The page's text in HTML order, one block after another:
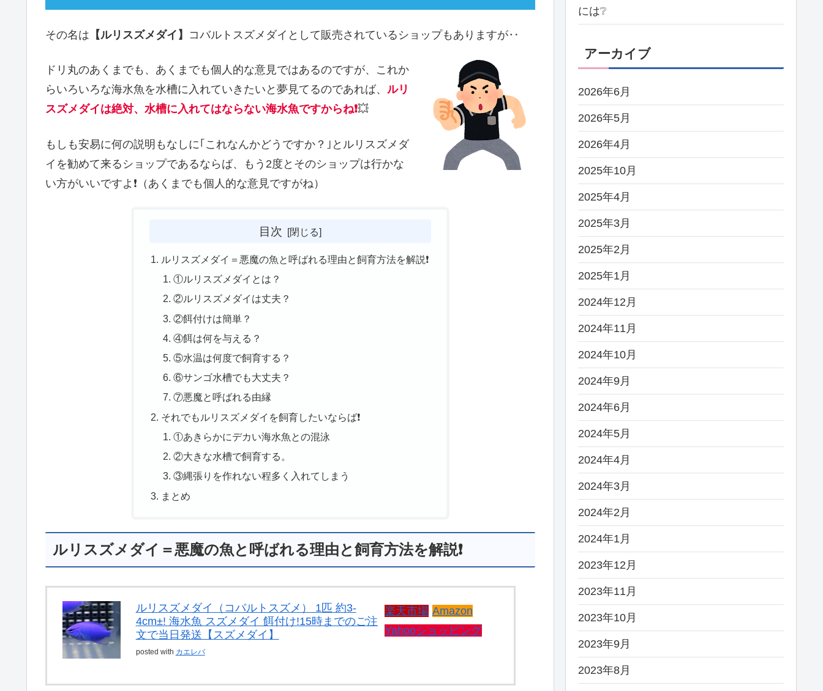
その名は 【ルリスズメダイ】 コバルトスズメダイとして販売されているショップもありますが‥
ドリ丸のあくまでも、あくまでも個人的な意見ではあるのですが、これか
らいろいろな海水魚を水槽に入れていきたいと夢見てるのであれば、 ルリ
スズメダイは絶対、水槽に入れてはならない海水魚ですからね❗💥
もしも安易に何の説明もなしに｢これなんかどうですか？｣とルリスズメダ
イを勧めて来るショップであるならば、もう2度とそのショップは行かな
い方がいいですよ❗（あくまでも個人的な意見ですがね）
目次
ルリスズメダイ＝悪魔の魚と呼ばれる理由と飼育方法を解説❗
①ルリスズメダイとは？
②ルリスズメダイは丈夫？
②餌付けは簡単？
④餌は何を与える？
⑤水温は何度で飼育する？
⑥サンゴ水槽でも大丈夫？
⑦悪魔と呼ばれる由縁
それでもルリスズメダイを飼育したいならば❗
①あきらかにデカい海水魚との混泳
②大きな水槽で飼育する。
③縄張りを作れない程多く入れてしまう
まとめ
ルリスズメダイ＝悪魔の魚と呼ばれる理由と飼育方法を解説❗
ルリスズメダイ（コバルトスズメ） 1匹 約3-
4cm±! 海水魚 スズメダイ 餌付け!15時までのご注
文で当日発送【スズメダイ】
posted with カエレバ
楽天市場 Amazon
Yahooショッピング
には❔
アーカイブ
2026年6月
2026年5月
2026年4月
2025年10月
2025年4月
2025年3月
2025年2月
2025年1月
2024年12月
2024年11月
2024年10月
2024年9月
2024年6月
2024年5月
2024年4月
2024年3月
2024年2月
2024年1月
2023年12月
2023年11月
2023年10月
2023年9月
2023年8月